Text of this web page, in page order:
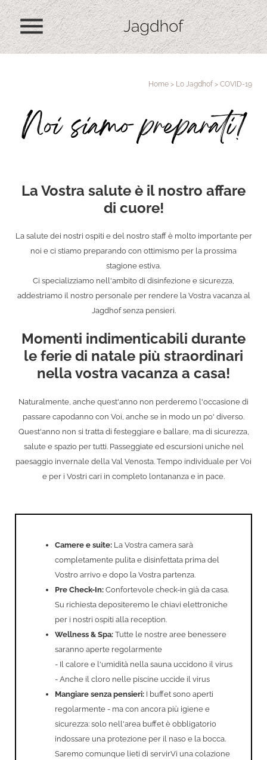
menu
Home > Lo Jagdhof > COVID-19
Noi siamo preparati!
La Vostra salute è il nostro affare
di cuore!
La salute dei nostri ospiti e del nostro staff è molto importante per
noi e ci stiamo preparando con ottimismo per la prossima
stagione estiva.
Ci specializziamo nell'ambito di disinfezione e sicurezza,
addestriamo il nostro personale per rendere la Vostra vacanza al
Jagdhof senza pensieri.
Momenti indimenticabili durante
le ferie di natale più straordinari
nella vostra vacanza a casa!
Naturalmente, anche quest'anno non perderemo l'occasione di
passare capodanno con Voi, anche se in modo un po' diverso.
Quest'anno non si tratta di festeggiare e ballare, ma di sicurezza,
salute e spazio per tutti. Passeggiate ed escursioni uniche nel
paesaggio invernale della Val Venosta. Tempo individuale per Voi
e per i Vostri cari in completo lontananza e in pace.
Camere e suite: La Vostra camera sarà
completamente pulita e disinfettata prima del
Vostro arrivo e dopo la Vostra partenza.
Pre Check-In: Confortevole check-in già da casa.
Su richiesta depositeremo le chiavi elettroniche
per i nostri ospiti alla reception.
Wellness & Spa: Tutte le nostre aree benessere
saranno aperte regolarmente
- Il calore e l'umidità nella sauna uccidono il virus
- Anche il cloro nelle piscine uccide il virus
Mangiare senza pensieri: I buffet sono aperti
regolarmente - ma con ancora più igiene e
sicurezza: solo nell'area buffet è obbligatorio
indossare una protezione per il naso e la bocca.
Saremo comunque lieti di servirVi una colazione